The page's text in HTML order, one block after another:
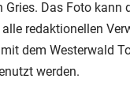
Gries. Das Foto kann
redaktionellen
dem Westerwald
werden.